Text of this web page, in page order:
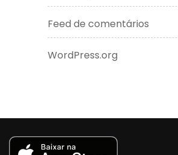
Feed de comentários
WordPress.org